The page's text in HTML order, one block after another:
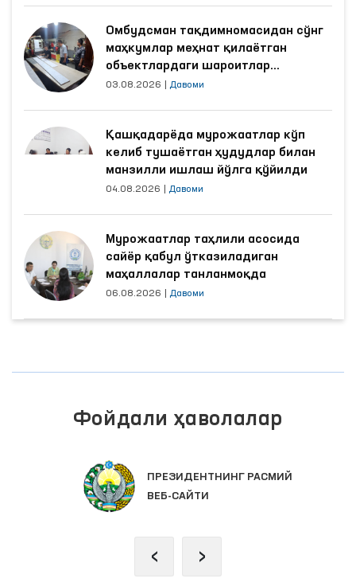
Омбудсман тақдимномасидан сўнг
маҳкумлар меҳнат қилаётган
объектлардаги шароитлар
яхшиланди
03.08.2026 Давоми
Қашқадарёда мурожаатлар кўп
келиб тушаётган ҳудудлар билан
манзилли ишлаш йўлга қўйилди
04.08.2026 Давоми
Мурожаатлар таҳлили асосида
сайёр қабул ўтказиладиган
маҳаллалар танланмоқда
06.08.2026 Давоми
Фойдали ҳаволалар
ПРЕЗИДЕНТНИНГ РАСМИЙ
ВЕБ-САЙТИ
‹ ›